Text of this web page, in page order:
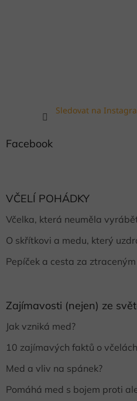
Sledovat na
Facebook
VČELÍ POHÁDKY
Včelka, která neuměla
O skřítkovi a medu, který
Pepíček a cesta za
Zajímavosti (nejen) ze
Jak vzniká med?
10 zajímavých faktů o včelách
Med a vliv na spánek?
Pomáhá med s bojem proti